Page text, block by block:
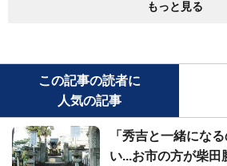
もっと見る
この記事の読者に
人気の記事
「秀吉と一緒にな
い...お市の方が柴